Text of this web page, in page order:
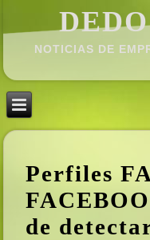
NOTICIAS DE
Perfiles
de